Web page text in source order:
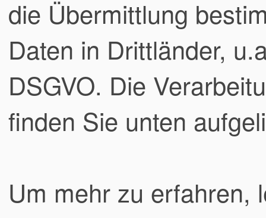
die Übermittlung
Daten in Drittländer,
DSGVO. Die
finden Sie unten
Um mehr zu erfahren,